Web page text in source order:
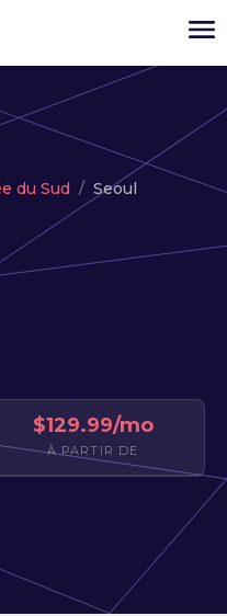
VPS
Serveurs dédiés
USD▾
MON ESPACE
du Sud Seoul
$129.99/mo
À PARTIR DE